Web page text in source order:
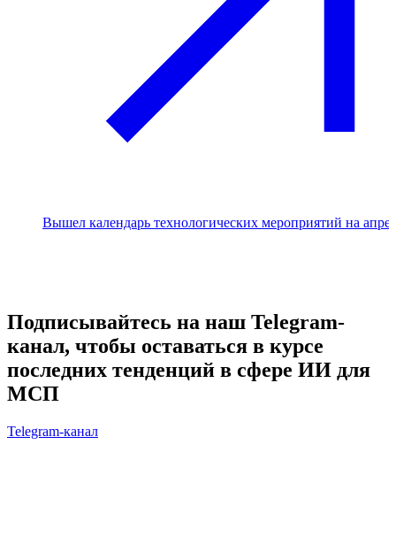
Вышел календарь технологических мероприятий на
Подписывайтесь на наш Telegram-
канал, чтобы оставаться в курсе
последних тенденций в сфере ИИ для
МСП
Telegram-канал